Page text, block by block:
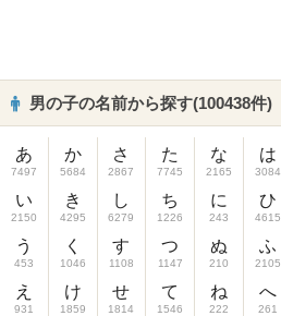
男の子の名前から探す(100438件)
あ
7497
い
2150
う
453
え
931
か
5684
き
4295
く
1046
け
1859
さ
2867
し
6279
す
1108
せ
1814
た
7745
ち
1226
つ
1147
て
1546
な
2165
に
243
ぬ
210
ね
222
は
3084
ひ
4615
ふ
2105
へ
261